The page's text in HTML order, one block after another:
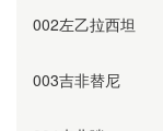
002左乙拉西坦
003吉非替尼